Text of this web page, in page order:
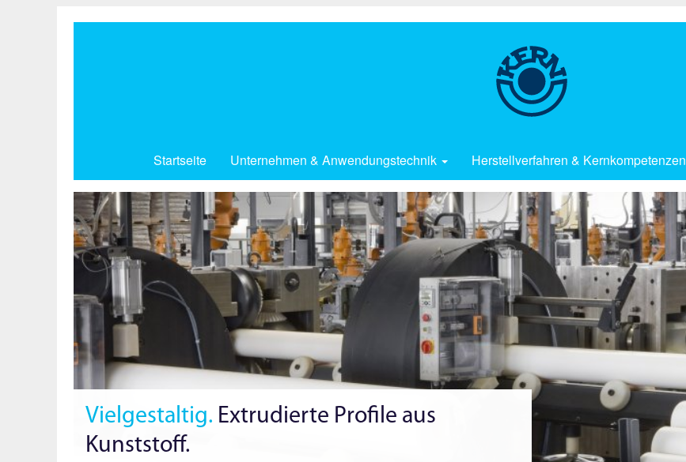
Startseite Unternehmen & Anwendungstechnik Herstellverfahren & Kernkompetenzen
Vielgestaltig. Extrudierte Profile aus
Kunststoff.
Zuverlässig von Anfang an. Fertigung im
Reinraum.